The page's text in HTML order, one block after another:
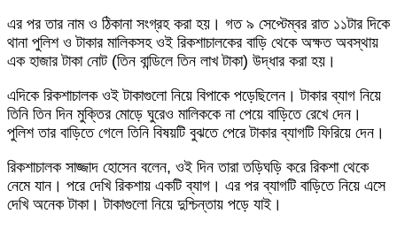
এর পর তার নাম ও ঠিকানা সংগ্রহ করা হয়। গত ৯ সেপ্টেম্বর রাত ১১টার দিকে
থানা পুলিশ ও টাকার মালিকসহ ওই রিকশাচালকের বাড়ি থেকে অক্ষত অবস্থায়
এক হাজার টাকা নোট (তিন বান্ডিলে তিন লাখ টাকা) উদ্ধার করা হয়।
এদিকে রিকশাচালক ওই টাকাগুলো নিয়ে বিপাকে পড়েছিলেন। টাকার ব্যাগ নিয়ে
তিনি তিন দিন মুক্তির মোড়ে ঘুরেও মালিককে না পেয়ে বাড়িতে রেখে দেন।
পুলিশ তার বাড়িতে গেলে তিনি বিষয়টি বুঝতে পেরে টাকার ব্যাগটি ফিরিয়ে দেন।
রিকশাচালক সাজ্জাদ হোসেন বলেন, ওই দিন তারা তড়িঘড়ি করে রিকশা থেকে
নেমে যান। পরে দেখি রিকশায় একটি ব্যাগ। এর পর ব্যাগটি বাড়িতে নিয়ে এসে
দেখি অনেক টাকা। টাকাগুলো নিয়ে দুশ্চিন্তায় পড়ে যাই।